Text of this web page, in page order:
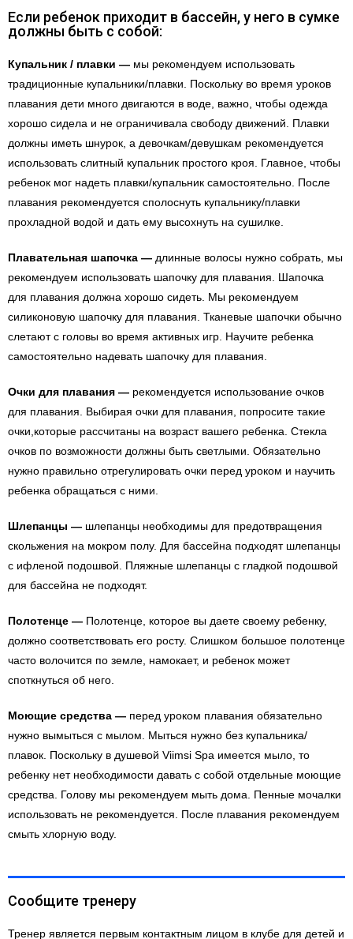
Если ребенок приходит в бассейн, у него в сумке
должны быть с собой:
Купальник / плавки — мы рекомендуем использовать
традиционные купальники/плавки. Поскольку во время уроков
плавания дети много двигаются в воде, важно, чтобы одежда
хорошо сидела и не ограничивала свободу движений. Плавки
должны иметь шнурок, а девочкам/девушкам рекомендуется
использовать слитный купальник простого кроя. Главное, чтобы
ребенок мог надеть плавки/купальник самостоятельно. После
плавания рекомендуется сполоснуть купальнику/плавки
прохладной водой и дать ему высохнуть на сушилке.
Плавательная шапочка — длинные волосы нужно собрать, мы
рекомендуем использовать шапочку для плавания. Шапочка
для плавания должна хорошо сидеть. Мы рекомендуем
силиконовую шапочку для плавания. Тканевые шапочки обычно
слетают с головы во время активных игр. Научите ребенка
самостоятельно надевать шапочку для плавания.
Очки для плавания — рекомендуется использование очков
для плавания. Выбирая очки для плавания, попросите такие
очки,которые рассчитаны на возраст вашего ребенка. Стекла
очков по возможности должны быть светлыми. Обязательно
нужно правильно отрегулировать очки перед уроком и научить
ребенка обращаться с ними.
Шлепанцы — шлепанцы необходимы для предотвращения
скольжения на мокром полу. Для бассейна подходят шлепанцы
с ифленой подошвой. Пляжные шлепанцы с гладкой подошвой
для бассейна не подходят.
Полотенце — Полотенце, которое вы даете своему ребенку,
должно соответствовать его росту. Слишком большое полотенце
часто волочится по земле, намокает, и ребенок может
споткнуться об него.
Моющие средства — перед уроком плавания обязательно
нужно вымыться с мылом. Мыться нужно без купальника/
плавок. Поскольку в душевой Viimsi Spa имеется мыло, то
ребенку нет необходимости давать с собой отдельные моющие
средства. Голову мы рекомендуем мыть дома. Пенные мочалки
использовать не рекомендуется. После плавания рекомендуем
смыть хлорную воду.
Сообщите тренеру
Тренер является первым контактным лицом в клубе для детей и